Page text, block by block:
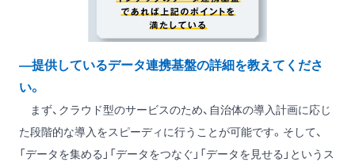
―提供しているデータ連携基盤の詳細を教えてくださ
い。
まず、クラウド型のサービスのため、自治体の導入計画に応じ
た段階的な導入をスピーディに行うことが可能です。そして、
「データを集める」「データをつなぐ」「データを見せる」というス